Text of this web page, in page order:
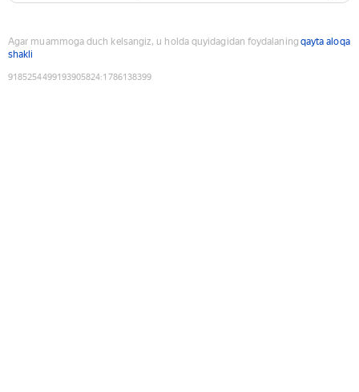
Agar muammoga duch kelsangiz, u holda quyidagidan foydalaning qayta aloqa
shakli
9185254499193905824:1786138399